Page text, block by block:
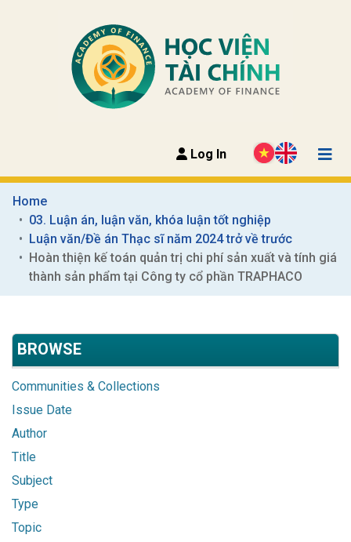
Log In
Home
03. Luận án, luận văn, khóa luận tốt nghiệp
Luận văn/Đề án Thạc sĩ năm 2024 trở về trước
Hoàn thiện kế toán quản trị chi phí sản xuất và tính giá
thành sản phẩm tại Công ty cổ phần TRAPHACO
BROWSE
Communities & Collections
Issue Date
Author
Title
Subject
Type
Topic